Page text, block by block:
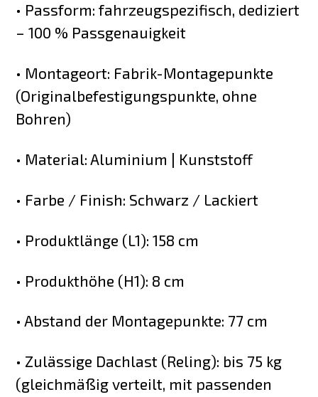
• Passform: fahrzeugspezifisch, dediziert
– 100 % Passgenauigkeit
• Montageort: Fabrik-Montagepunkte
(Originalbefestigungspunkte, ohne
Bohren)
• Material: Aluminium | Kunststoff
• Farbe / Finish: Schwarz / Lackiert
• Produktlänge (L1): 158 cm
• Produkthöhe (H1): 8 cm
• Abstand der Montagepunkte: 77 cm
• Zulässige Dachlast (Reling): bis 75 kg
(gleichmäßig verteilt, mit passenden